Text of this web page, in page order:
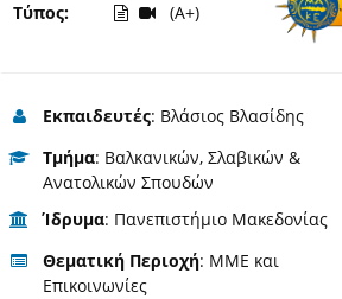
Τύπος:
(A+)
Εκπαιδευτές: Βλάσιος Βλασίδης
Τμήμα: Βαλκανικών, Σλαβικών &
Ανατολικών Σπουδών
Ίδρυμα: Πανεπιστήμιο Μακεδονίας
Θεματική Περιοχή: ΜΜΕ και
Επικοινωνίες